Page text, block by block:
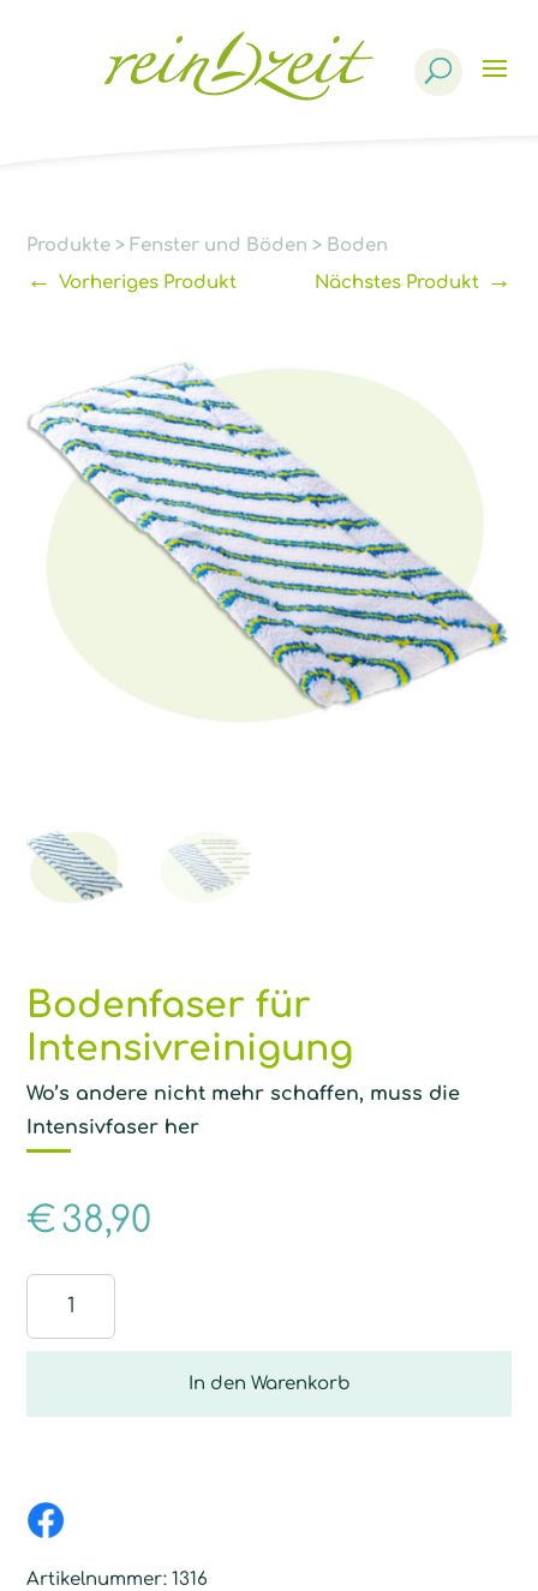
Produkte > Fenster und Böden > Boden
←Vorheriges Produkt Nächstes Produkt→
Bodenfaser für
Intensivreinigung
Wo’s andere nicht mehr schaffen, muss die
Intensivfaser her
€38,90
Intensivreinigung
In den Warenkorb
Artikelnummer:1316